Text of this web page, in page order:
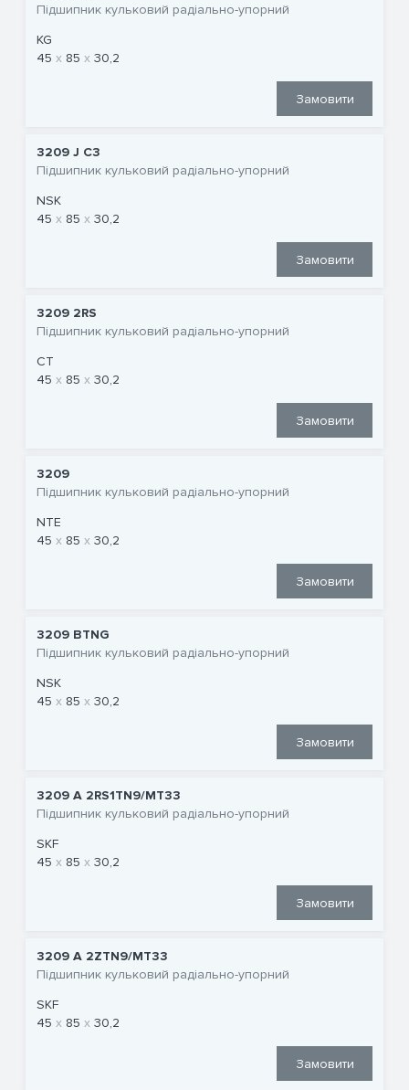
Підшипник кульковий радіально-упорний
KG
45
85 30,2
Замовити
3209 J C3
Підшипник кульковий радіально-упорний
NSK
45
85 30,2
Замовити
3209 2RS
Підшипник кульковий радіально-упорний
CT
45
85 30,2
Замовити
3209
Підшипник кульковий радіально-упорний
NTE
45
85 30,2
Замовити
3209 BTNG
Підшипник кульковий радіально-упорний
NSK
45
85 30,2
Замовити
3209 A 2RS1TN9/MT33
Підшипник кульковий радіально-упорний
SKF
45
85 30,2
Замовити
3209 A 2ZTN9/MT33
Підшипник кульковий радіально-упорний
SKF
45
85 30,2
Замовити